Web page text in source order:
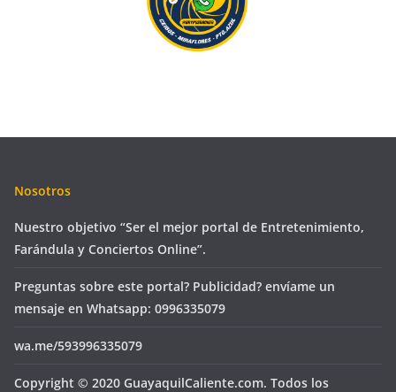
Nosotros
Nuestro objetivo “Ser el mejor portal de Entretenimiento,
Farándula y Conciertos Online”.
Preguntas sobre este portal? Publicidad? envíame un
mensaje en Whatsapp: 0996335079
wa.me/593996335079
Copyright © 2020 GuayaquilCaliente.com. Todos los